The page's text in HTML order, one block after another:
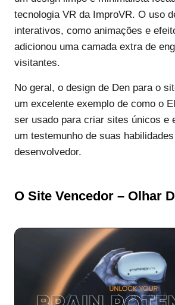
tecnologia VR da ImproVR. O uso
interativos, como animações e
adicionou uma camada extra de
visitantes.
No geral, o design de Den para o
um excelente exemplo de como o
ser usado para criar sites únicos e
um testemunho de suas
desenvolvedor.
O Site Vencedor – Olhar